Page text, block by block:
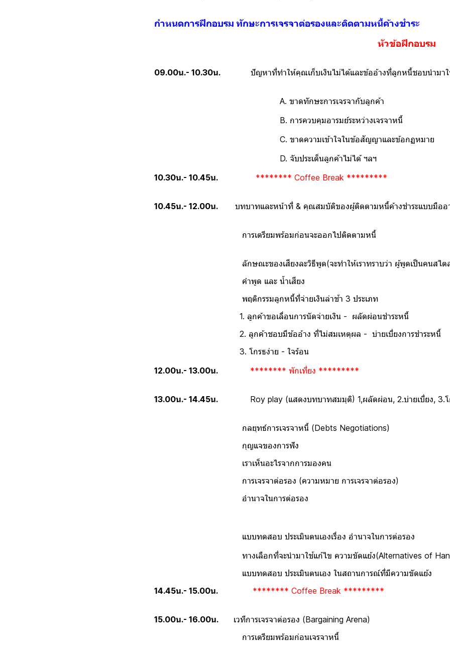
กำหนดการฝึกอบรม ทักษะการเจรจาต่อรองและติดตามหนี้ค้างชำระ
หัวข้อฝึกอบรม
09.00น.- 10.30น. ปัญหาที่ทำให้คุณเก็บเงินไม่ได้และข้ออ้างที่ลูกหนี้ชอบนำมา
A. ขาดทักษะการเจรจากับลูกค้า
B. การควบคุมอารมย์ระหว่างเจรจาหนี้
C. ขาดความเข้าใจในข้อสัญญาและข้อกฏหมาย
D. จับประเด็นลูกค้าไม่ได้ ฯลฯ
10.30น.- 10.45น.
******** Coffee Break *********
10.45น.- 12.00น. บทบาทและหน้าที่ & คุณสมบัติของผู้ติดตามหนี้ค้างช
การเตรียมพร้อมก่อนจะออกไปติดตามหนี้
ลักษณะของเสียงละวิธีพูด(จะทำให้เราทราบว่า ผู้พูดเป็นคนสไตล์ อ
คำพูด และ น้ำเสียง
พฤติกรรมลูกหนี้ที่จ่ายเงินล่าช้า 3 ประเภท
1. ลูกค้าขอเลื่อนการนัดจ่ายเงิน - ผลัดผ่อนชำระหนี้
2. ลูกค้าชอบมีข้ออ้าง ที่ไม่สมเหตุผล - บ่ายเบี่ยงการชำระหนี้
3. โกรธง่าย - ใจร้อน
12.00น.- 13.00น.
******** พักเที่ยง *********
13.00น.- 14.45น. Roy play (แสดงบทบาทสมมุติ) 1,ผลัดผ่อน, 2.บ่ายเบี่
กลยุทธ์การเจรจาหนี้ (Debts Negotiations)
กุญแจของการฟัง
เราเห็นอะไรจากการมองคน
การเจรจาต่อรอง (ความหมาย การเจรจาต่อรอง)
อำนาจในการต่อรอง
แบบทดสอบ ประเมินตนเองเรื่อง อำนาจในการต่อรอง
ทางเลือกที่จะนำมาใช้แก้ไข ความขัดแย้ง(Alternatives of
แบบทดสอบ ประเมินตนเอง ในสถานการณ์ที่มีความขัดแย้ง
14.45น.- 15.00น.
******** Coffee Break *********
15.00น.- 16.00น. เวทีการเจรจาต่อรอง (Bargaining Arena)
การเตรียมพร้อมก่อนเจรจาหนี้